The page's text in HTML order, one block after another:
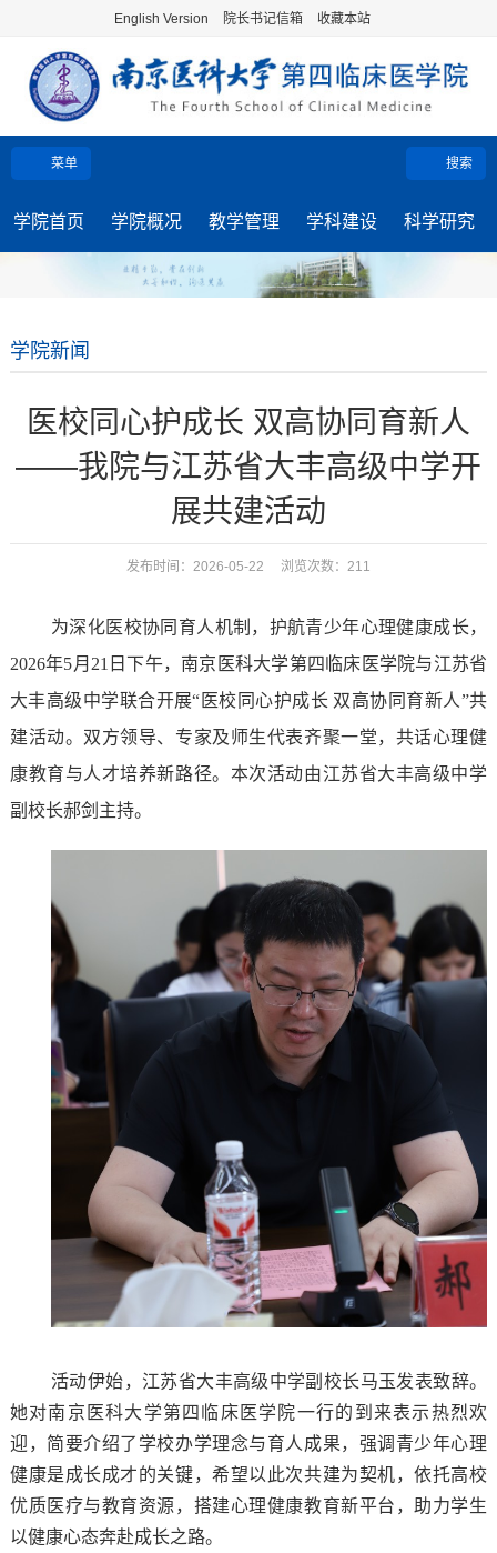
English Version 院长书记信箱 收藏本站
菜单 搜索
学院首页 学院概况 教学管理 学科建设 科学研究
学院新闻
医校同心护成长 双高协同育新人
——我院与江苏省大丰高级中学开
展共建活动
发布时间：2026-05-22 浏览次数： 211
为深化医校协同育人机制，护航青少年心理健康成长，
2026年5月21日下午，南京医科大学第四临床医学院与江苏省
大丰高级中学联合开展“医校同心护成长 双高协同育新人”共
建活动。双方领导、专家及师生代表齐聚一堂，共话心理健
康教育与人才培养新路径。本次活动由江苏省大丰高级中学
副校长郝剑主持。
活动伊始，江苏省大丰高级中学副校长马玉发表致辞。
她对南京医科大学第四临床医学院一行的到来表示热烈欢
迎，简要介绍了学校办学理念与育人成果，强调青少年心理
健康是成长成才的关键，希望以此次共建为契机，依托高校
优质医疗与教育资源，搭建心理健康教育新平台，助力学生
以健康心态奔赴成长之路。